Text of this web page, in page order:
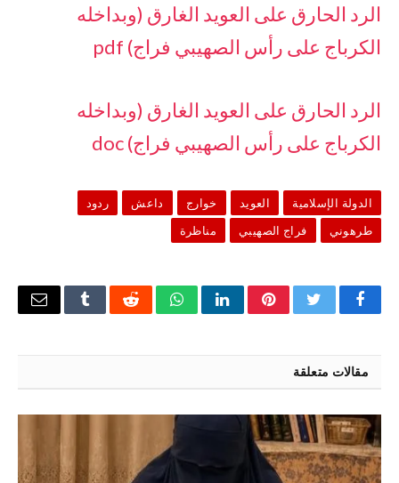
الرد الحارق على العويد الغارق (وبداخله
الكرباج على رأس الصهيبي فراج) pdf
الرد الحارق على العويد الغارق (وبداخله
الكرباج على رأس الصهيبي فراج) doc
الدولة الإسلامية العويد خوارج داعش
ردود
طرهوني
فراج الصهيبي مناظرة
فيسبوكتويتر بينتيريستلينكدإنواتسابرديت Tumblrالبريد
مقالات متعلقة